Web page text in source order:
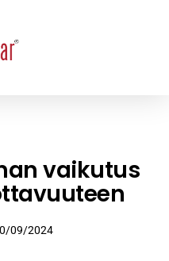
vaikutus
09/2024